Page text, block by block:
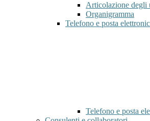
Articolazione degli
Organigramma
Telefono e posta
Telefono e posta